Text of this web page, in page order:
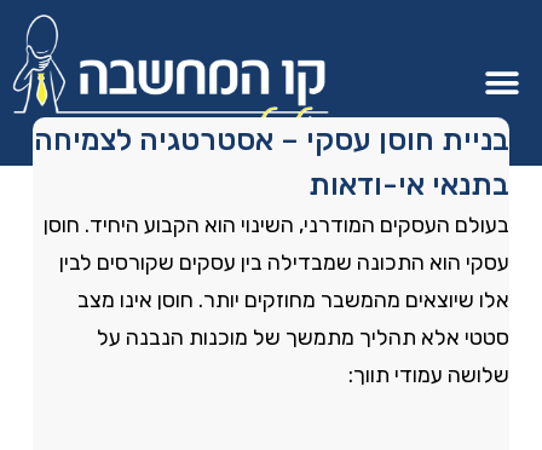
בניית חוסן עסקי – אסטרטגיה לצמיחה
בתנאי אי-ודאות
בעולם העסקים המודרני, השינוי הוא הקבוע היחיד. חוסן
עסקי הוא התכונה שמבדילה בין עסקים שקורסים לבין
אלו שיוצאים מהמשבר מחוזקים יותר. חוסן אינו מצב
סטטי אלא תהליך מתמשך של מוכנות הנבנה על
שלושה עמודי תווך: